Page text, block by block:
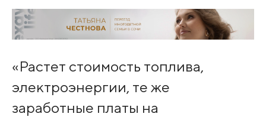
«Растет стоимость топлива,
электроэнергии, те же
заработные платы на